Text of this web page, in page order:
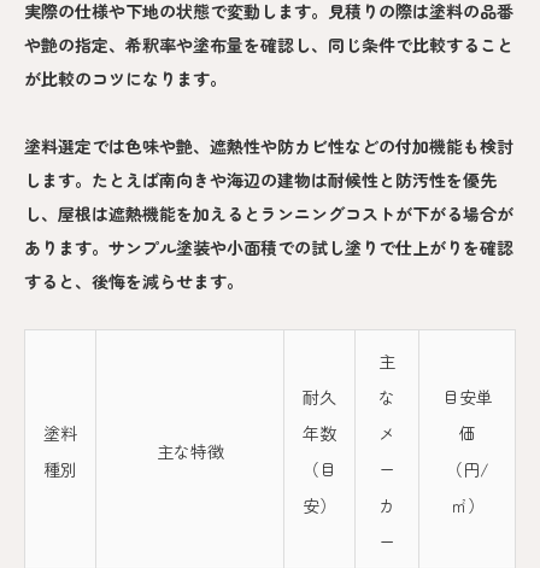
実際の仕様や下地の状態で変動します。見積りの際は塗料の品番
や艶の指定、希釈率や塗布量を確認し、同じ条件で比較すること
が比較のコツになります。
塗料選定では色味や艶、遮熱性や防カビ性などの付加機能も検討
します。たとえば南向きや海辺の建物は耐候性と防汚性を優先
し、屋根は遮熱機能を加えるとランニングコストが下がる場合が
あります。サンプル塗装や小面積での試し塗りで仕上がりを確認
すると、後悔を減らせます。
塗料
種別
主な特徴
耐久
年数
（目
安）
主
な
メ
ー
カ
ー
目安単
価
（円/
㎡）